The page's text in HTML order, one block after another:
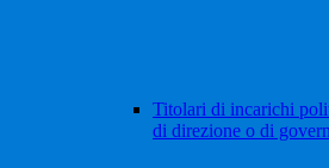
Titolari di incarichi
di direzione o di